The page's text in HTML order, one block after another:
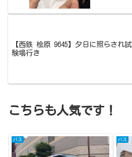
【西鉄 桧原 9645】夕日に照らされ試
験場行き
こちらも人気です！
バス バス